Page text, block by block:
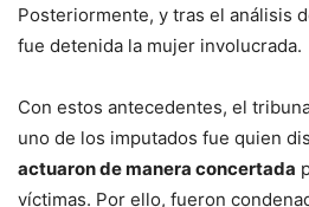
Posteriormente, y tras el análisis
fue detenida la mujer involucrada.
Con estos antecedentes, el
uno de los imputados fue quien
actuaron de manera concertada
víctimas. Por ello, fueron